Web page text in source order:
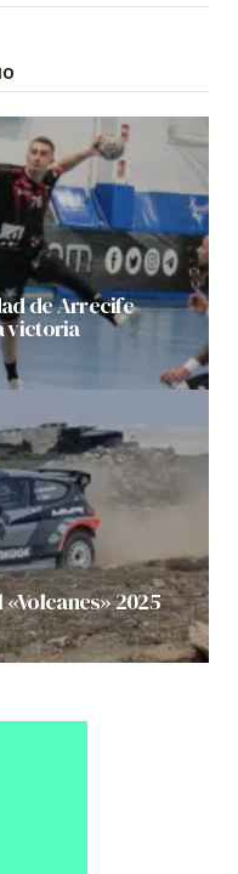
de Arrecife
victoria
2025